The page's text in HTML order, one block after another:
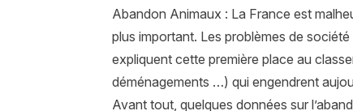
Abandon Animaux : La France est
plus important. Les problèmes de
expliquent cette première place au
déménagements …) qui engendrent
Avant tout, quelques données sur